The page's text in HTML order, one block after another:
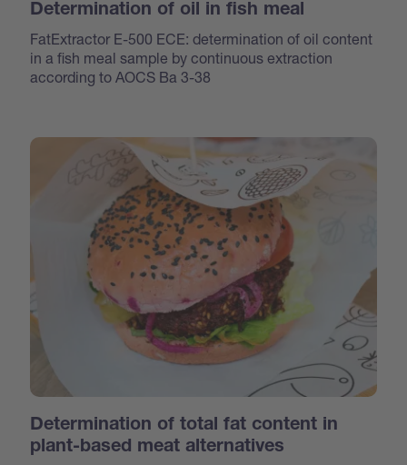
Determination of oil in fish meal
FatExtractor E-500 ECE: determination of oil content
in a fish meal sample by continuous extraction
according to AOCS Ba 3-38
Determination of total fat content in
plant-based meat alternatives